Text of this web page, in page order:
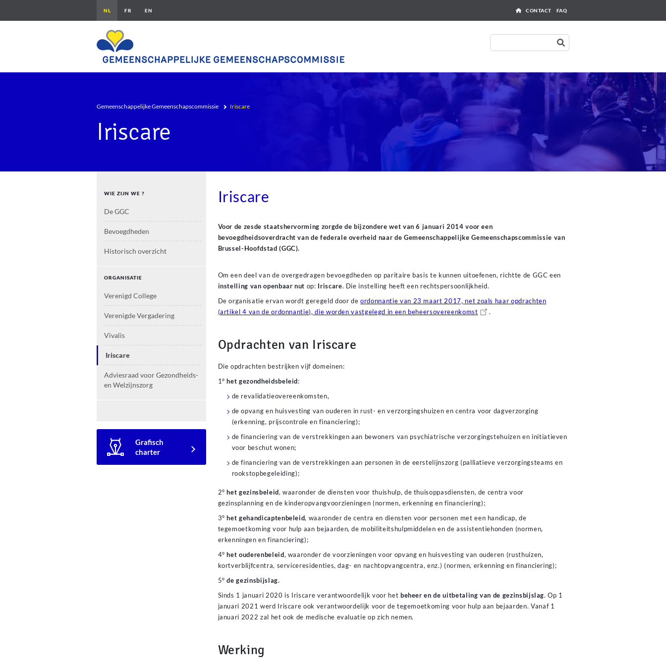
OutilsCONTACT FAQ
Kruimelpad
Gemeenschappelijke Gemeenschapscommissie Iriscare
Iriscare
WIE ZIJN WE ?
De GGC
Bevoegdheden
Historisch overzicht
ORGANISATIE
Verenigd College
Verenigde Vergadering
Vivalis
Iriscare
Adviesraad voor Gezondheids-
en Welzijnszorg
Grafisch
charter
Iriscare
Voor de zesde staatshervorming zorgde de bijzondere wet van 6 januari 2014 voor een
bevoegdheidsoverdracht van de federale overheid naar de Gemeenschappelijke Gemeenschapscommissie van
Brussel-Hoofdstad (GGC).
Om een deel van de overgedragen bevoegdheden op paritaire basis te kunnen uitoefenen, richtte de GGC een
instelling van openbaar nut op: Iriscare. Die instelling heeft een rechtspersoonlijkheid.
De organisatie ervan wordt geregeld door deordonnantie van 23 maart 2017, net zoals haar opdrachten
(artikel 4 van de ordonnantie), die worden vastgelegd in een beheersovereenkomst
.
Opdrachten van Iriscare
Die opdrachten bestrijken vijf domeinen:
1°het gezondheidsbeleid:
de revalidatieovereenkomsten,
de opvang en huisvesting van ouderen in rust- en verzorgingshuizen en centra voor dagverzorging
(erkenning, prijscontrole en financiering);
de financiering van de verstrekkingen aan bewoners van psychiatrische verzorgingstehuizen en initiatieven
voor beschut wonen;
de financiering van de verstrekkingen aan personen in de eerstelijnszorg (palliatieve verzorgingsteams en
rookstopbegeleiding);
2°het gezinsbeleid, waaronder de diensten voor thuishulp, de thuisoppasdiensten, de centra voor
gezinsplanning en de kinderopvangvoorzieningen (normen, erkenning en financiering);
3°het gehandicaptenbeleid, waaronder de centra en diensten voor personen met een handicap, de
tegemoetkoming voor hulp aan bejaarden, de mobiliteitshulpmiddelen en de assistentiehonden (normen,
erkenningen en financiering);
4°het ouderenbeleid, waaronder de voorzieningen voor opvang en huisvesting van ouderen (rusthuizen,
kortverblijfcentra, serviceresidenties, dag- en nachtopvangcentra, enz.) (normen, erkenning en financiering);
5°de gezinsbijslag.
Sinds 1 januari 2020 is Iriscare verantwoordelijk voor het beheer en de uitbetaling van de gezinsbijslag. Op 1
januari 2021 werd Iriscare ook verantwoordelijk voor de tegemoetkoming voor hulp aan bejaarden. Vanaf 1
januari 2022 zal het ook de medische evaluatie op zich nemen.
käyttävät automaattisia maksujärjestelmiä, jotka hyväksyvät nostopyynnöt välittömästi, jolloin voitot
Werking